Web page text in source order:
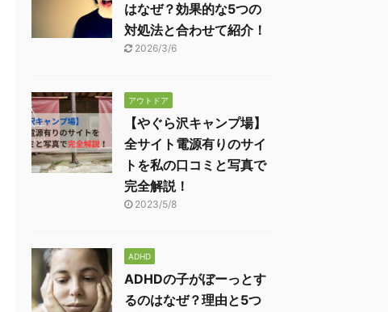
はなぜ？効果的な5つの
対処法と合わせて紹介！
2026/3/6
アウトドア
【やぐら沢キャンプ場】
全サイト電源有りのサイ
トを私の口コミと写真で
完全解説！
2023/5/8
ADHD
ADHDの子がぼーっとす
るのはなぜ？理由と5つ